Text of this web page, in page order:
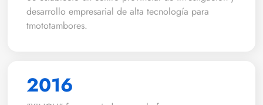
desarrollo empresarial de alta tecnología para
tmototambores.
2016